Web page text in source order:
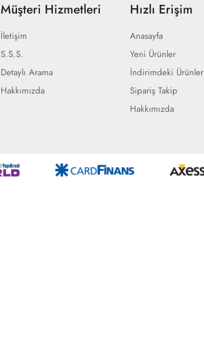
Müşteri Hizmetleri
İletişim
S.S.S.
Detaylı Arama
Hakkımızda
Hızlı Erişim
Anasayfa
Yeni Ürünler
İndirimdeki Ürünler
Sipariş Takip
Hakkımızda